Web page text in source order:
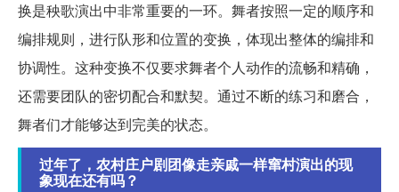
换是秧歌演出中非常重要的一环。舞者按照一定的顺序和
编排规则，进行队形和位置的变换，体现出整体的编排和
协调性。这种变换不仅要求舞者个人动作的流畅和精确，
还需要团队的密切配合和默契。通过不断的练习和磨合，
舞者们才能够达到完美的状态。
过年了，农村庄户剧团像走亲戚一样窜村演出的现
象现在还有吗？